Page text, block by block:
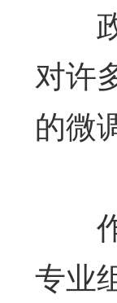
政
对许
的微
作
专业